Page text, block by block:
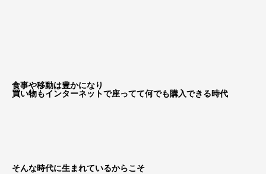
食事や移動は豊かになり
買い物もインターネットで座ってて何でも購入できる時代
そんな時代に生まれているからこそ